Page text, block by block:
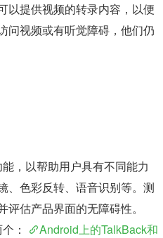
以提供视频的转录内容，以便
问视频或有听觉障碍，他们仍
，以帮助用户具有不同能力
、色彩反转、语音识别等。测
估产品界面的无障碍性。
：
Android上的TalkBack和